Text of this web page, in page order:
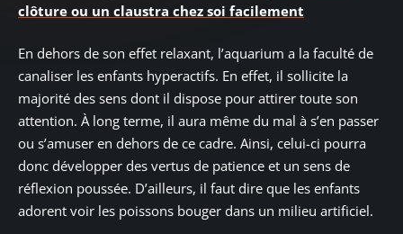
clôture ou un claustra chez soi facilement
En dehors de son effet relaxant, l’aquarium a la faculté de
canaliser les enfants hyperactifs. En effet, il sollicite la
majorité des sens dont il dispose pour attirer toute son
attention. À long terme, il aura même du mal à s’en passer
ou s’amuser en dehors de ce cadre. Ainsi, celui-ci pourra
donc développer des vertus de patience et un sens de
réflexion poussée. D’ailleurs, il faut dire que les enfants
adorent voir les poissons bouger dans un milieu artificiel.